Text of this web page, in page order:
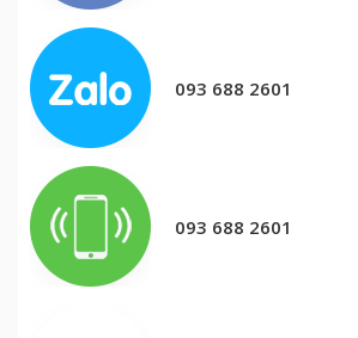
093 688 2601
093 688 2601